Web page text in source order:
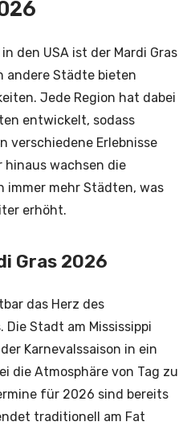
den USA ist der Mardi Gras
andere Städte bieten
Jede Region hat dabei
entwickelt, sodass
verschiedene Erlebnisse
hinaus wachsen die
immer mehr Städten, was
erhöht.
Gras 2026
das Herz des
Die Stadt am Mississippi
Karnevalssaison in ein
die Atmosphäre von Tag zu
für 2026 sind bereits
traditionell am Fat